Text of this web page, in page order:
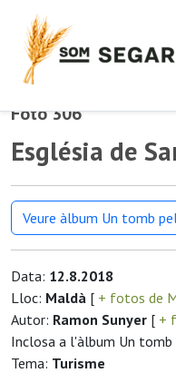
Foto 306
Església de
Veure àlbum Un tomb
Data: 12.8.2018
Lloc: Maldà [ + fotos de
Autor: Ramon Sunyer [ +
Inclosa a l'àlbum Un tomb
Tema: Turisme